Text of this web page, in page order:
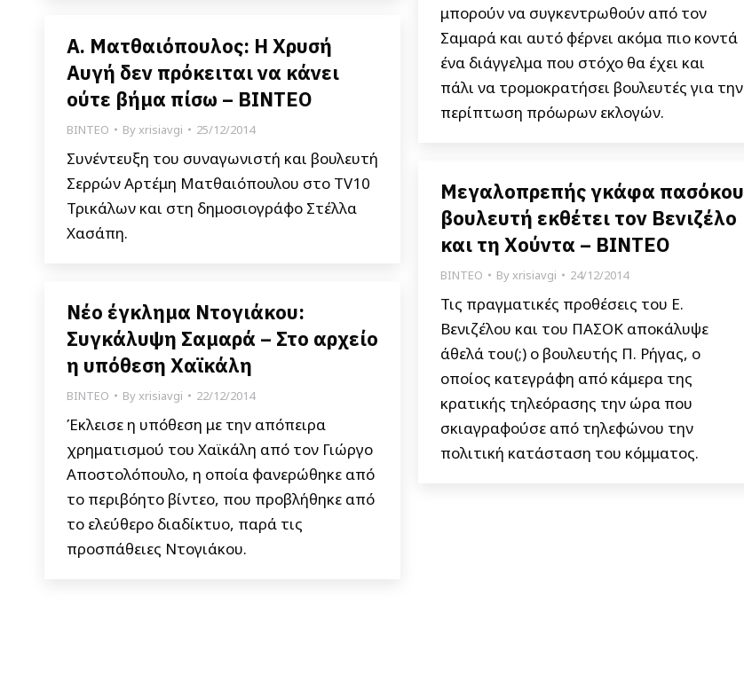
μπορούν να συγκεντρωθούν από τον
Σαμαρά και αυτό φέρνει ακόμα πιο κοντά
ένα διάγγελμα που στόχο θα έχει και
πάλι να τρομοκρατήσει βουλευτές για την
περίπτωση πρόωρων εκλογών.
Α. Ματθαιόπουλος: Η Χρυσή
Αυγή δεν πρόκειται να κάνει
ούτε βήμα πίσω – ΒΙΝΤΕΟ
ΒΙΝΤΕΟ Byxrisiavgi 25/12/2014
Συνέντευξη του συναγωνιστή και βουλευτή
Σερρών Αρτέμη Ματθαιόπουλου στο TV10
Τρικάλων και στη δημοσιογράφο Στέλλα
Χασάπη.
Μεγαλοπρεπής γκάφα πασόκου
βουλευτή εκθέτει τον Βενιζέλο
και τη Χούντα – ΒΙΝΤΕΟ
ΒΙΝΤΕΟ Byxrisiavgi 24/12/2014
Τις πραγματικές προθέσεις του Ε.
Βενιζέλου και του ΠΑΣΟΚ αποκάλυψε
άθελά του(;) ο βουλευτής Π. Ρήγας, ο
οποίος κατεγράφη από κάμερα της
κρατικής τηλεόρασης την ώρα που
σκιαγραφούσε από τηλεφώνου την
πολιτική κατάσταση του κόμματος.
Νέο έγκλημα Ντογιάκου:
Συγκάλυψη Σαμαρά – Στο αρχείο
η υπόθεση Χαϊκάλη
ΒΙΝΤΕΟ Byxrisiavgi 22/12/2014
Έκλεισε η υπόθεση με την απόπειρα
χρηματισμού του Χαϊκάλη από τον Γιώργο
Αποστολόπουλο, η οποία φανερώθηκε από
το περιβόητο βίντεο, που προβλήθηκε από
το ελεύθερο διαδίκτυο, παρά τις
προσπάθειες Ντογιάκου.